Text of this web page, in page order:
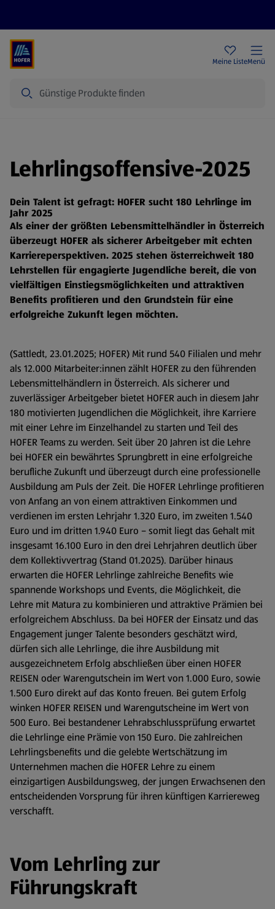
Meine ListeMenü
Lehrlingsoffensive-2025
Dein Talent ist gefragt: HOFER sucht 180 Lehrlinge im
Jahr 2025
Als einer der größten Lebensmittelhändler in Österreich
überzeugt HOFER als sicherer Arbeitgeber mit echten
Karriereperspektiven. 2025 stehen österreichweit 180
Lehrstellen für engagierte Jugendliche bereit, die von
vielfältigen Einstiegsmöglichkeiten und attraktiven
Benefits profitieren und den Grundstein für eine
erfolgreiche Zukunft legen möchten.
(Sattledt, 23.01.2025; HOFER) Mit rund 540 Filialen und mehr
als 12.000 Mitarbeiter:innen zählt HOFER zu den führenden
Lebensmittelhändlern in Österreich. Als sicherer und
zuverlässiger Arbeitgeber bietet HOFER auch in diesem Jahr
180 motivierten Jugendlichen die Möglichkeit, ihre Karriere
mit einer Lehre im Einzelhandel zu starten und Teil des
HOFER Teams zu werden. Seit über 20 Jahren ist die Lehre
bei HOFER ein bewährtes Sprungbrett in eine erfolgreiche
berufliche Zukunft und überzeugt durch eine professionelle
Ausbildung am Puls der Zeit. Die HOFER Lehrlinge profitieren
von Anfang an von einem attraktiven Einkommen und
verdienen im ersten Lehrjahr 1.320 Euro, im zweiten 1.540
Euro und im dritten 1.940 Euro – somit liegt das Gehalt mit
insgesamt 16.100 Euro in den drei Lehrjahren deutlich über
dem Kollektivvertrag (Stand 01.2025). Darüber hinaus
erwarten die HOFER Lehrlinge zahlreiche Benefits wie
spannende Workshops und Events, die Möglichkeit, die
Lehre mit Matura zu kombinieren und attraktive Prämien bei
erfolgreichem Abschluss. Da bei HOFER der Einsatz und das
Engagement junger Talente besonders geschätzt wird,
dürfen sich alle Lehrlinge, die ihre Ausbildung mit
ausgezeichnetem Erfolg abschließen über einen HOFER
REISEN oder Warengutschein im Wert von 1.000 Euro, sowie
1.500 Euro direkt auf das Konto freuen. Bei gutem Erfolg
winken HOFER REISEN und Warengutscheine im Wert von
500 Euro. Bei bestandener Lehrabschlussprüfung erwartet
die Lehrlinge eine Prämie von 150 Euro. Die zahlreichen
Lehrlingsbenefits und die gelebte Wertschätzung im
Unternehmen machen die HOFER Lehre zu einem
einzigartigen Ausbildungsweg, der jungen Erwachsenen den
entscheidenden Vorsprung für ihren künftigen Karriereweg
verschafft.
Vom Lehrling zur
Führungskraft